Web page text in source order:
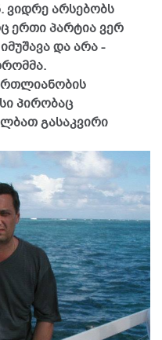
ვიდრე არსებობს
ერთი პარტია ვერ
და არა -
პირობაც
გასაკვირი